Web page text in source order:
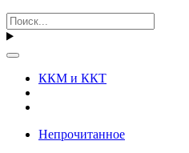
ККМ и ККТ
Непрочитанное